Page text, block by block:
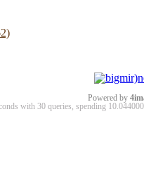
Powered by
with 30 queries, spending